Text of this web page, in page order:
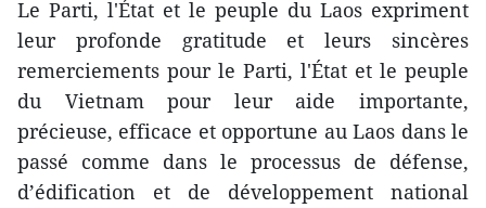
Le Parti, l'État et le peuple du Laos expriment
leur profonde gratitude et leurs sincères
remerciements pour le Parti, l'État et le peuple
du Vietnam pour leur aide importante,
précieuse, efficace et opportune au Laos dans le
passé comme dans le processus de défense,
d’édification et de développement national